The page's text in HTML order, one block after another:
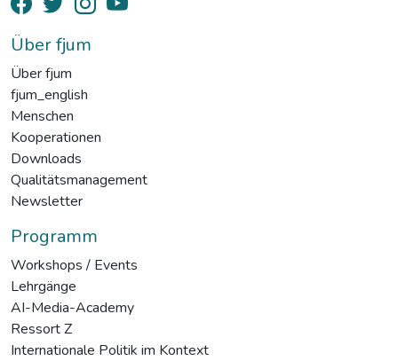
Über fjum
Über fjum
fjum_english
Menschen
Kooperationen
Downloads
Qualitätsmanagement
Newsletter
Programm
Workshops / Events
Lehrgänge
AI-Media-Academy
Ressort Z
Internationale Politik im Kontext